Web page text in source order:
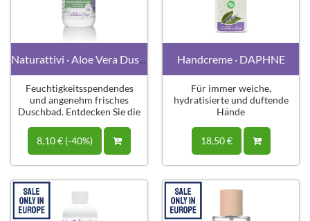
Naturattivi · Aloe Vera Duschgel
Feuchtigkeitsspendendes
und angenehm frisches
Duschbad. Entdecken Sie die
8,10 € (-40%)
Handcreme · DAPHNE
Für immer weiche,
hydratisierte und duftende
Hände
18,50 €